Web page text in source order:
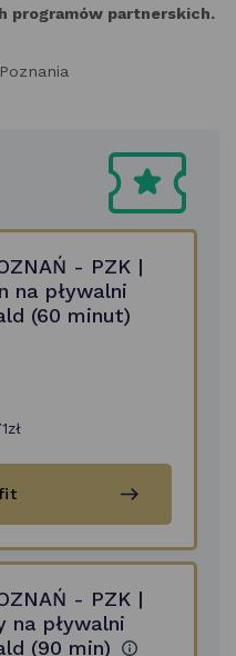
programów partnerskich.
- PZK |
na pływalni
(60 minut)
zł
POSiR
OK
POZNAŃ
-
|
bilet
na
- PZK |
na pływalni
(90 min)